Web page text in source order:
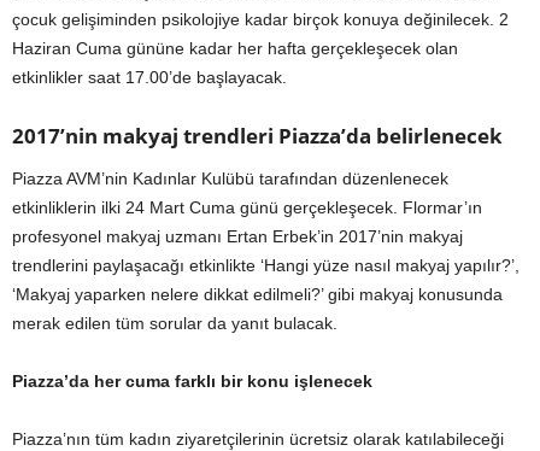
çocuk gelişiminden psikolojiye kadar birçok konuya değinilecek. 2
Haziran Cuma gününe kadar her hafta gerçekleşecek olan
etkinlikler saat 17.00’de başlayacak.
2017’nin makyaj trendleri Piazza’da belirlenecek
Piazza AVM’nin Kadınlar Kulübü tarafından düzenlenecek
etkinliklerin ilki 24 Mart Cuma günü gerçekleşecek. Flormar’ın
profesyonel makyaj uzmanı Ertan Erbek’in 2017’nin makyaj
trendlerini paylaşacağı etkinlikte ‘Hangi yüze nasıl makyaj yapılır?’,
‘Makyaj yaparken nelere dikkat edilmeli?’ gibi makyaj konusunda
merak edilen tüm sorular da yanıt bulacak.
Piazza’da her cuma farklı bir konu işlenecek
Piazza’nın tüm kadın ziyaretçilerinin ücretsiz olarak katılabileceği